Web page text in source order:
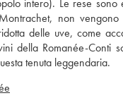
intero). Le rese sono
non
delle uve, come
della Romanée-Conti
tenuta leggendaria.